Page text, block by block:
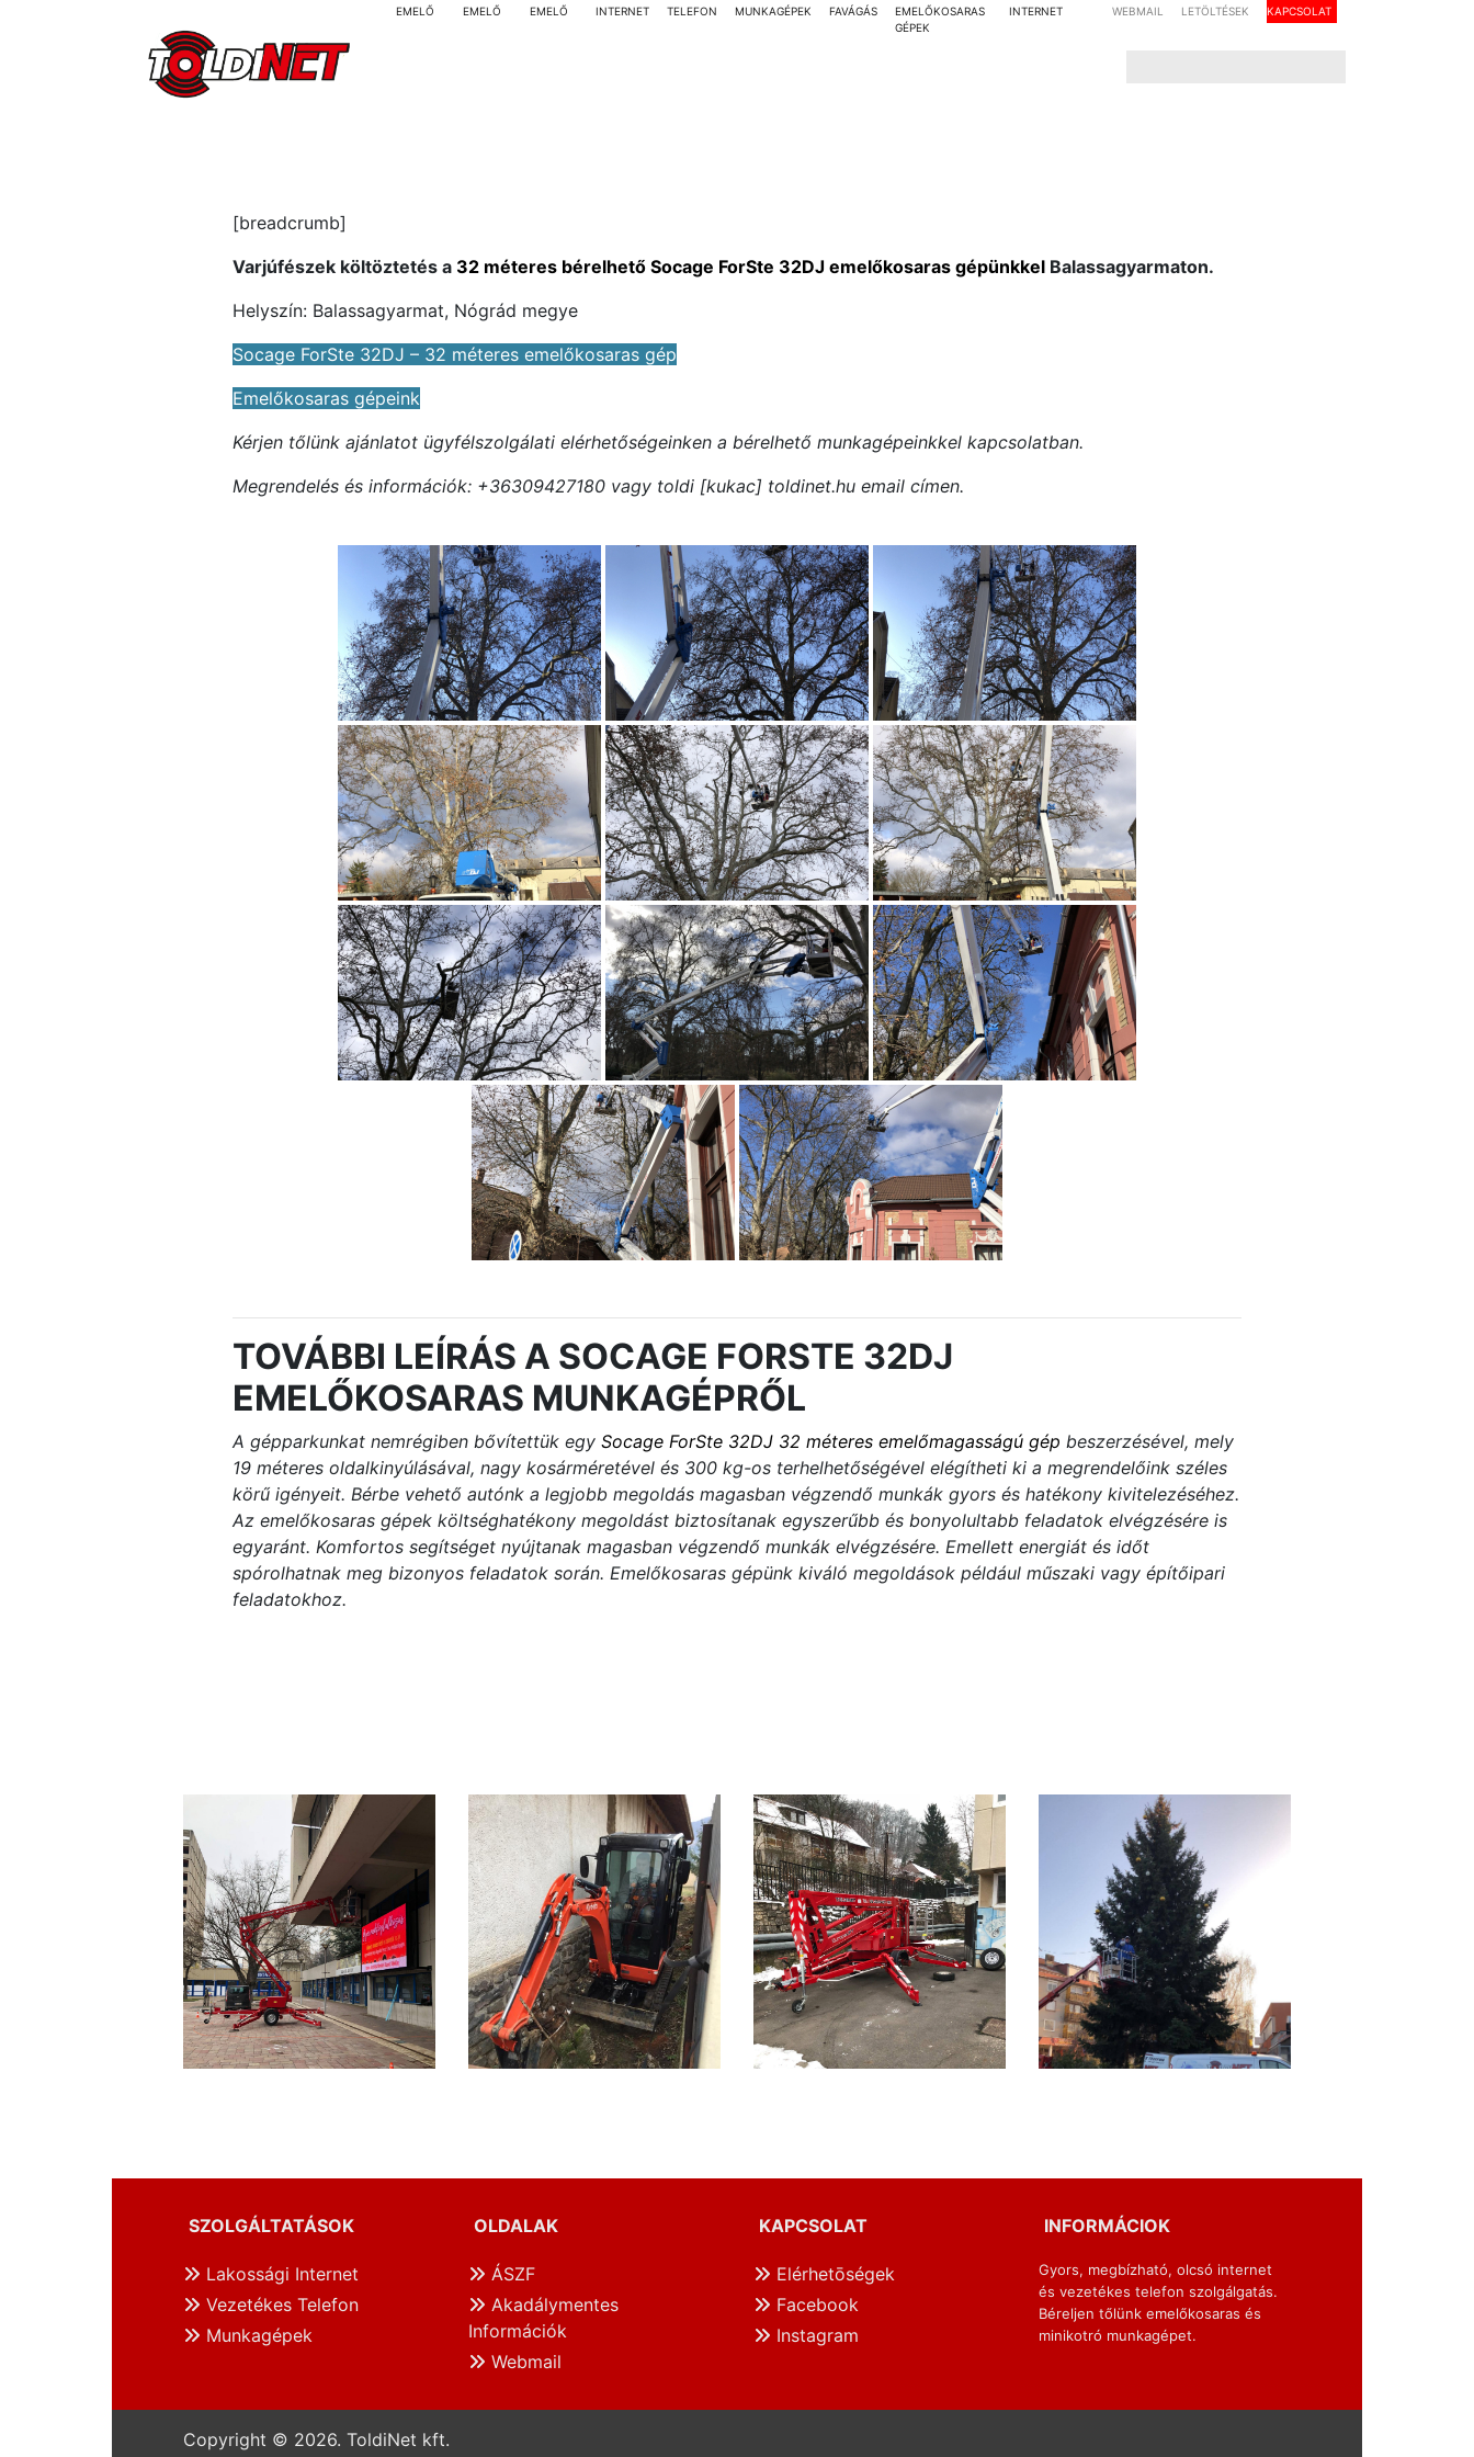
EMELŐ
EMELŐ
EMELŐ
INTERNET TELEFON MUNKAGÉPEK FAVÁGÁS
EMELŐKOSARAS
GÉPEK
INTERNET
WEBMAIL LETÖLTÉSEK KAPCSOLAT
[breadcrumb]
Varjúfészek költöztetés a 32 méteres bérelhető Socage ForSte 32DJ emelőkosaras gépünkkel Balassagyarmaton.
Helyszín: Balassagyarmat, Nógrád megye
Socage ForSte 32DJ – 32 méteres emelőkosaras gép
Emelőkosaras gépeink
Kérjen tőlünk ajánlatot ügyfélszolgálati elérhetőségeinken a bérelhető munkagépeinkkel kapcsolatban.
Megrendelés és információk: +36309427180 vagy toldi [kukac] toldinet.hu email címen.
TOVÁBBI LEÍRÁS A SOCAGE FORSTE 32DJ
EMELŐKOSARAS MUNKAGÉPRŐL
A gépparkunkat nemrégiben bővítettük egy Socage ForSte 32DJ 32 méteres emelőmagasságú gép beszerzésével, mely
19 méteres oldalkinyúlásával, nagy kosárméretével és 300 kg-os terhelhetőségével elégítheti ki a megrendelőink széles
körű igényeit. Bérbe vehető autónk a legjobb megoldás magasban végzendő munkák gyors és hatékony kivitelezéséhez.
Az emelőkosaras gépek költséghatékony megoldást biztosítanak egyszerűbb és bonyolultabb feladatok elvégzésére is
egyaránt. Komfortos segítséget nyújtanak magasban végzendő munkák elvégzésére. Emellett energiát és időt
spórolhatnak meg bizonyos feladatok során. Emelőkosaras gépünk kiváló megoldások például műszaki vagy építőipari
feladatokhoz.
SZOLGÁLTATÁSOK
Lakossági Internet
Vezetékes Telefon
Munkagépek
OLDALAK
ÁSZF
Akadálymentes
Információk
Webmail
KAPCSOLAT
Elérhetōségek
Facebook
Instagram
INFORMÁCIOK
Gyors, megbízható, olcsó internet
és vezetékes telefon szolgálgatás.
Béreljen tőlünk emelőkosaras és
minikotró munkagépet.
Copyright © 2026. ToldiNet kft.